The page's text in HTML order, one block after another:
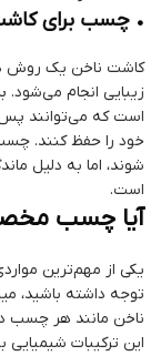
• چسب برای
کاشت ناخن یک روش
زیبایی انجام
است که می‌توانند
خود را حفظ کنند.
شوند، اما به دلیل
است.
آیا چسب
یکی از مهم‌ترین
توجه داشته
ناخن مانند هر چسب
این ترکیبات